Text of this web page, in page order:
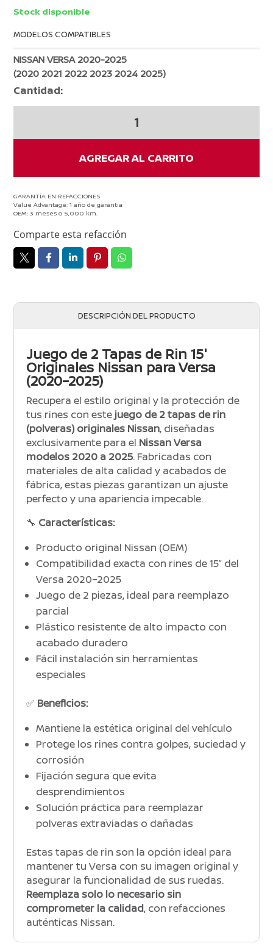
Stock disponible
MODELOS COMPATIBLES
NISSAN VERSA 2020-2025
(2020 2021 2022 2023 2024 2025)
Cantidad:
15
2025
Original
Pzas
cantidad
AGREGAR AL CARRITO
GARANTÍA EN REFACCIONES
Value Advantage: 1 año de garantía
OEM: 3 meses o 5,000 km.
Comparte esta refacción
DESCRIPCIÓN DEL PRODUCTO
Juego de 2 Tapas de Rin 15″
Originales Nissan para Versa
(2020–2025)
Recupera el estilo original y la protección de
tus rines con este juego de 2 tapas de rin
(polveras) originales Nissan, diseñadas
exclusivamente para el Nissan Versa
modelos 2020 a 2025. Fabricadas con
materiales de alta calidad y acabados de
fábrica, estas piezas garantizan un ajuste
perfecto y una apariencia impecable.
🔧 Características:
Producto original Nissan (OEM)
Compatibilidad exacta con rines de 15” del
Versa 2020–2025
Juego de 2 piezas, ideal para reemplazo
parcial
Plástico resistente de alto impacto con
acabado duradero
Fácil instalación sin herramientas
especiales
✅ Beneficios:
Mantiene la estética original del vehículo
Protege los rines contra golpes, suciedad y
corrosión
Fijación segura que evita
desprendimientos
Solución práctica para reemplazar
polveras extraviadas o dañadas
Estas tapas de rin son la opción ideal para
mantener tu Versa con su imagen original y
asegurar la funcionalidad de sus ruedas.
Reemplaza solo lo necesario sin
comprometer la calidad, con refacciones
auténticas Nissan.